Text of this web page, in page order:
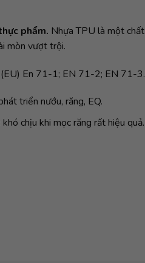
phẩm. Nhựa TPU là một chất
mòn vượt trội.
(EU) En 71-1; EN 71-2; EN 71-3.
triển nướu, răng, EQ.
chịu khi mọc răng rất hiệu quả.